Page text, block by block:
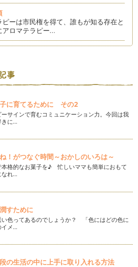
ーは市民権を得て、誰もが知る存在と
アロマテラピー…
よって微妙に変…
アロマ
て１か月ほど経った頃に見られる心身
と言います。春…
支援（後編）
通して、震災被災地でのメンタル支援
を書きました。…
支援（前編）
アロマ心理学です。先週末の3連休に
もちろん、ア…
どね
症にいいとの紹介があってからという
並み姿を消し…
香り
味は、釣り合いを取る、釣り合いが取
に育てるために その2
サインで育むコミュニケーション力。今回は我
きに…
！がつなぐ時間～おかしのいろは～
本格的なお菓子を♪ 忙しいママも簡単におもて
なれ…
すために
い色ってあるのでしょうか？ 「色にはどの色に
イメ…
の生活の中に上手に取り入れる方法